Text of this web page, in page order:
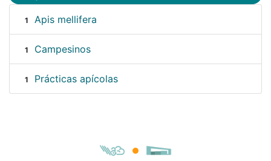
1 Apis mellifera
1 Campesinos
1 Prácticas apícolas